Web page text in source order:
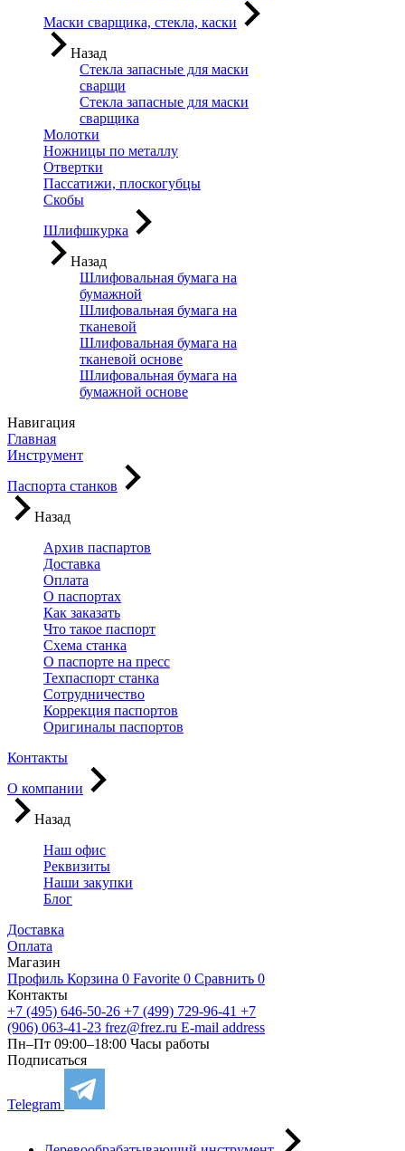
Маски сварщика, стекла, каски
Назад
Стекла запасные для маски
сварщи
Стекла запасные для маски
сварщика
Молотки
Ножницы по металлу
Отвертки
Пассатижи, плоскогубцы
Скобы
Шлифшкурка
Назад
Шлифовальная бумага на
бумажной
Шлифовальная бумага на
тканевой
Шлифовальная бумага на
тканевой основе
Шлифовальная бумага на
бумажной основе
Навигация
Главная
Инструмент
Паспорта станков
Назад
Архив паспартов
Доставка
Оплата
О паспортах
Как заказать
Что такое паспорт
Схема станка
О паспорте на пресс
Техпаспорт станка
Сотрудничество
Коррекция паспортов
Оригиналы паспортов
Контакты
О компании
Назад
Наш офис
Реквизиты
Наши закупки
Блог
Доставка
Оплата
Магазин
Профиль Корзина 0 Favorite 0 Сравнить 0
Контакты
+7 (495) 646-50-26 +7 (499) 729-96-41 +7
(906) 063-41-23 frez@frez.ru E-mail address
Пн–Пт 09:00–18:00 Часы работы
Подписаться
Telegram